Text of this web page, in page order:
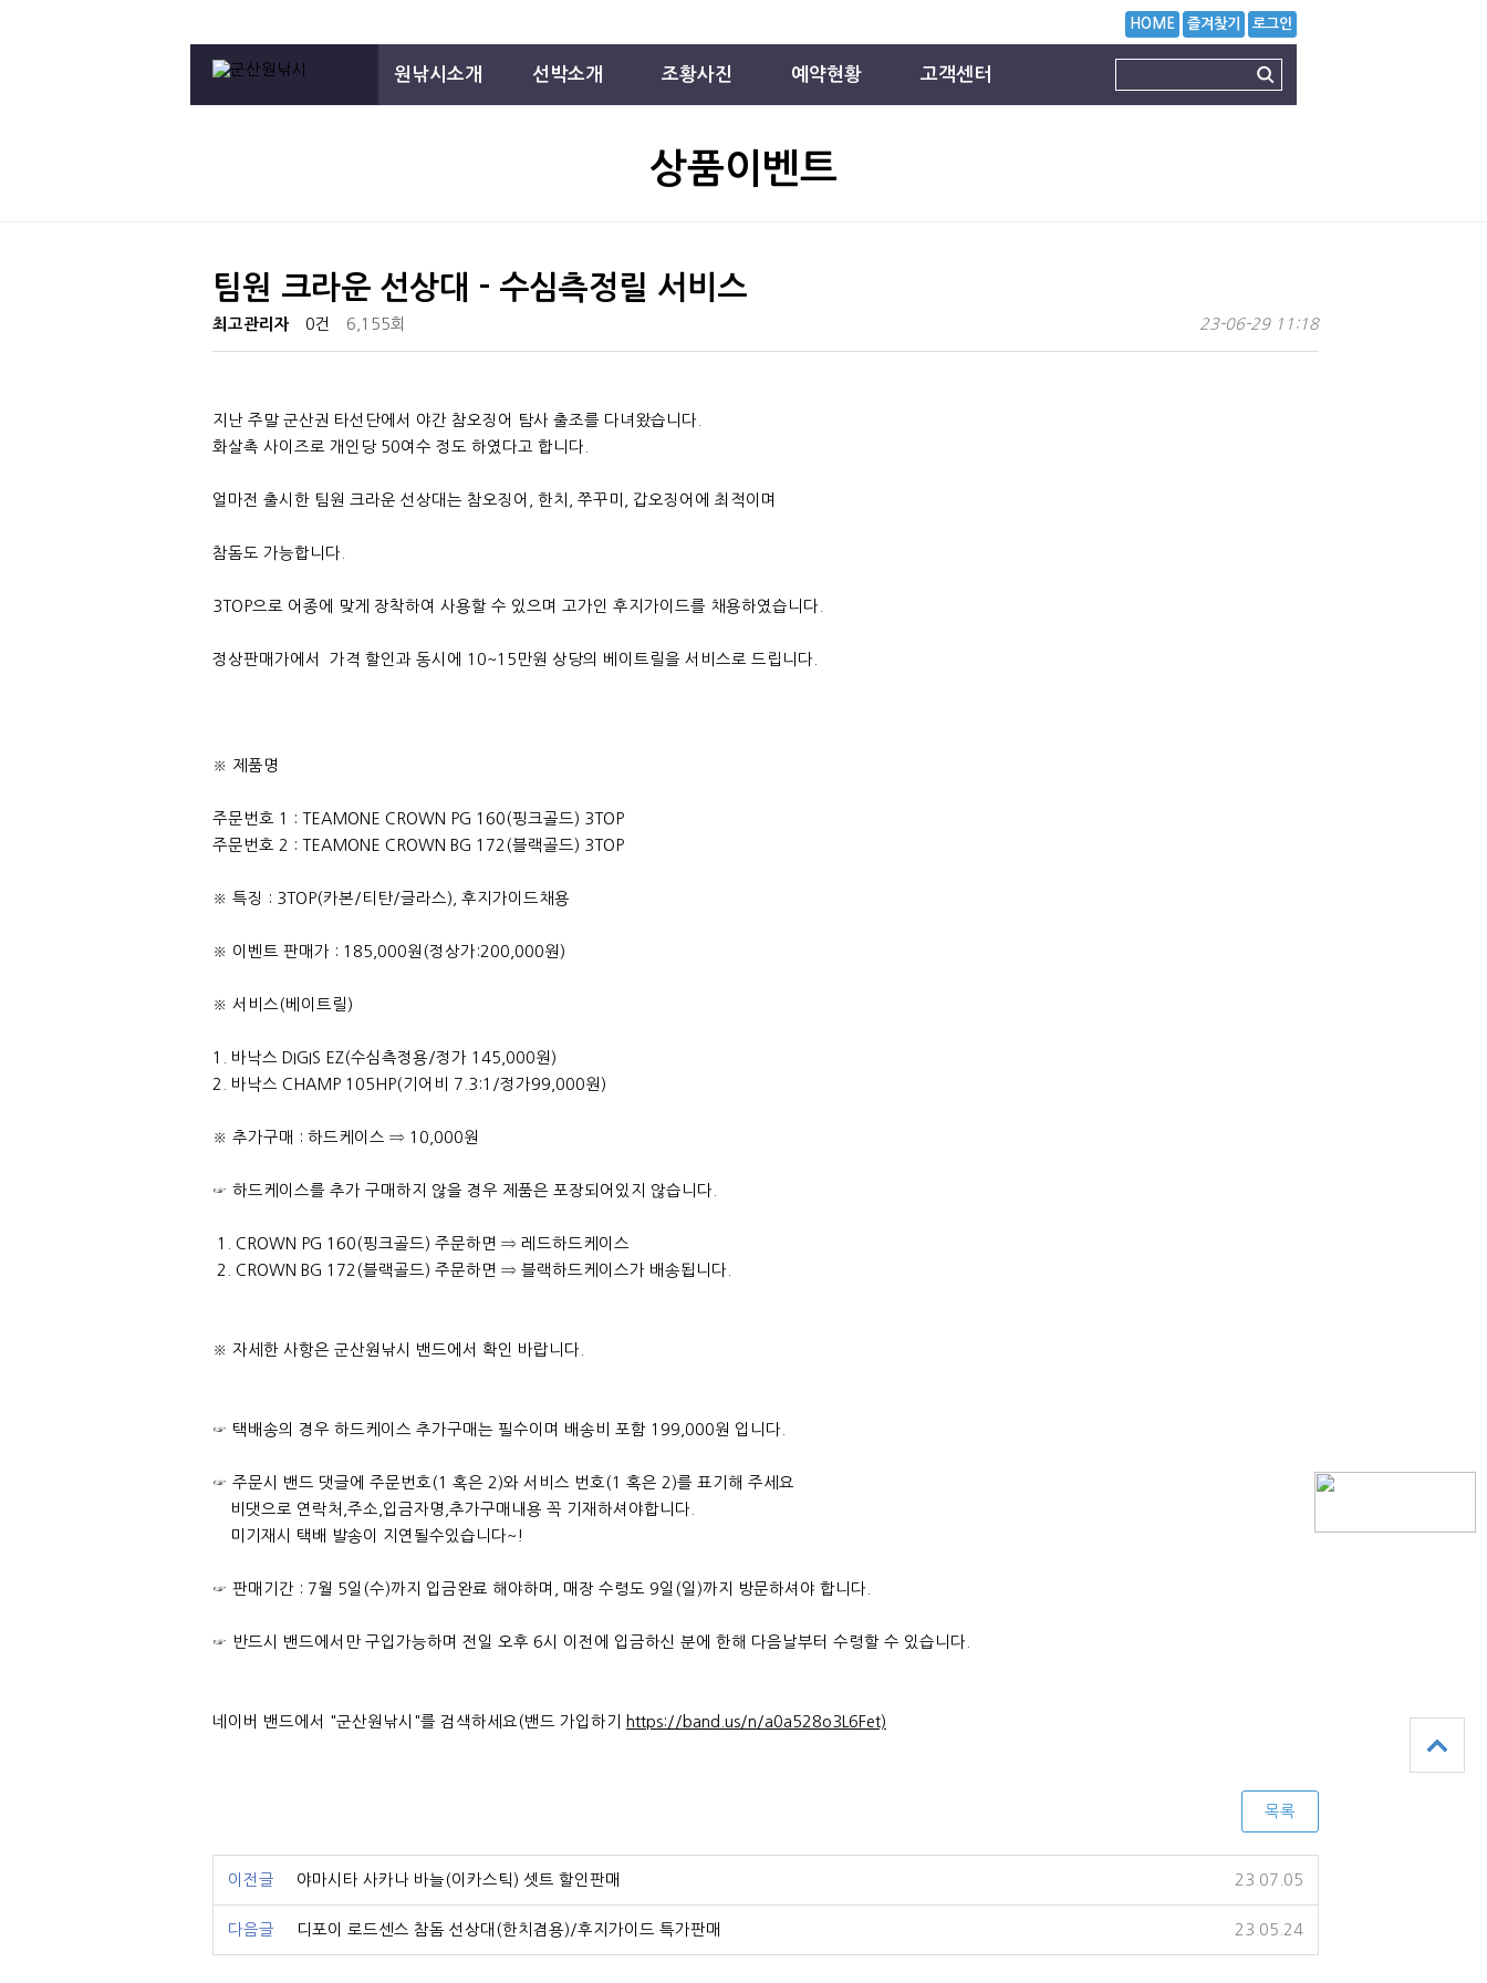
원낚시소개 선박소개 조황사진 예약현황 고객센터
HOME 즐겨찾기 로그인
상품이벤트
팀원 크라운 선상대 - 수심측정릴 서비스
최고관리자 0건 6,155회 23-06-29 11:18
지난 주말 군산권 타선단에서 야간 참오징어 탐사 출조를 다녀왔습니다.
화살촉 사이즈로 개인당 50여수 정도 하였다고 합니다.
얼마전 출시한 팀원 크라운 선상대는 참오징어, 한치, 쭈꾸미, 갑오징어에 최적이며
참돔도 가능합니다.
3TOP으로 어종에 맞게 장착하여 사용할 수 있으며 고가인 후지가이드를 채용하였습니다.
정상판매가에서 가격 할인과 동시에 10~15만원 상당의 베이트릴을 서비스로 드립니다.
※ 제품명
주문번호 1 : TEAMONE CROWN PG 160(핑크골드) 3TOP
주문번호 2 : TEAMONE CROWN BG 172(블랙골드) 3TOP
※ 특징 : 3TOP(카본/티탄/글라스), 후지가이드채용
※ 이벤트 판매가 : 185,000원(정상가:200,000원)
※ 서비스(베이트릴)
1. 바낙스 DIGIS EZ(수심측정용/정가 145,000원)
2. 바낙스 CHAMP 105HP(기어비 7.3:1/정가99,000원)
※ 추가구매 : 하드케이스 ⇒ 10,000원
☞ 하드케이스를 추가 구매하지 않을 경우 제품은 포장되어있지 않습니다.
1. CROWN PG 160(핑크골드) 주문하면 ⇒ 레드하드케이스
2. CROWN BG 172(블랙골드) 주문하면 ⇒ 블랙하드케이스가 배송됩니다.
※ 자세한 사항은 군산원낚시 밴드에서 확인 바랍니다.
☞ 택배송의 경우 하드케이스 추가구매는 필수이며 배송비 포함 199,000원 입니다.
☞ 주문시 밴드 댓글에 주문번호(1 혹은 2)와 서비스 번호(1 혹은 2)를 표기해 주세요
비댓으로 연락처,주소,입금자명,추가구매내용 꼭 기재하셔야합니다.
미기재시 택배 발송이 지연될수있습니다~!
☞ 판매기간 : 7월 5일(수)까지 입금완료 해야하며, 매장 수령도 9일(일)까지 방문하셔야 합니다.
☞ 반드시 밴드에서만 구입가능하며 전일 오후 6시 이전에 입금하신 분에 한해 다음날부터 수령할 수 있습니다.
네이버 밴드에서 "군산원낚시"를 검색하세요(밴드 가입하기 https://band.us/n/a0a528o3L6Fet)
목록
이전글 야마시타 사카나 바늘(이카스틱) 셋트 할인판매 23.07.05
다음글 디포이 로드센스 참돔 선상대(한치겸용)/후지가이드 특가판매 23.05.24